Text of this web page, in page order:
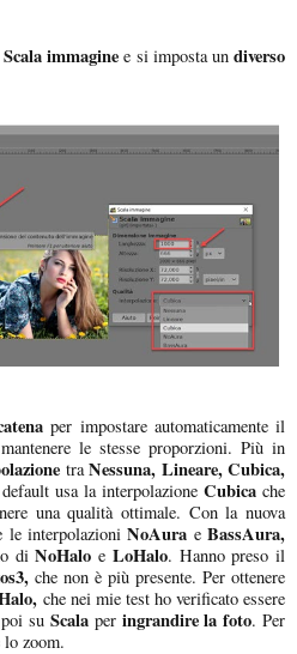
immagine e si imposta undiverso
per impostare automaticamente il
le stesse proporzioni. Più in
tra Nessuna, Lineare, Cubica,
usa la interpolazione Cubica che
una qualità ottimale. Con la nuova
le interpolazioniNoAura e BassAura,
diNoHalo e LoHalo. Hanno preso il
che non è più presente. Per ottenere
che nei mie test ho verificato essere
su Scalaper ingrandire la foto. Per
zoom.